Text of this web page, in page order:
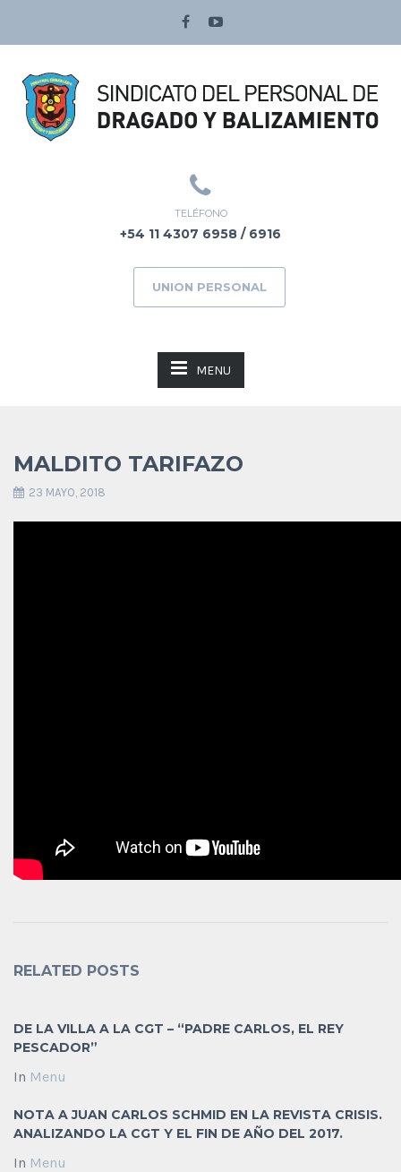
TELÉFONO
+54 11 4307 6958 / 6916
UNION PERSONAL
MENU
MALDITO TARIFAZO
23 MAYO, 2018
RELATED POSTS
DE LA VILLA A LA CGT – “PADRE CARLOS, EL REY
PESCADOR”
In Menu
NOTA A JUAN CARLOS SCHMID EN LA REVISTA CRISIS.
ANALIZANDO LA CGT Y EL FIN DE AÑO DEL 2017.
In Menu